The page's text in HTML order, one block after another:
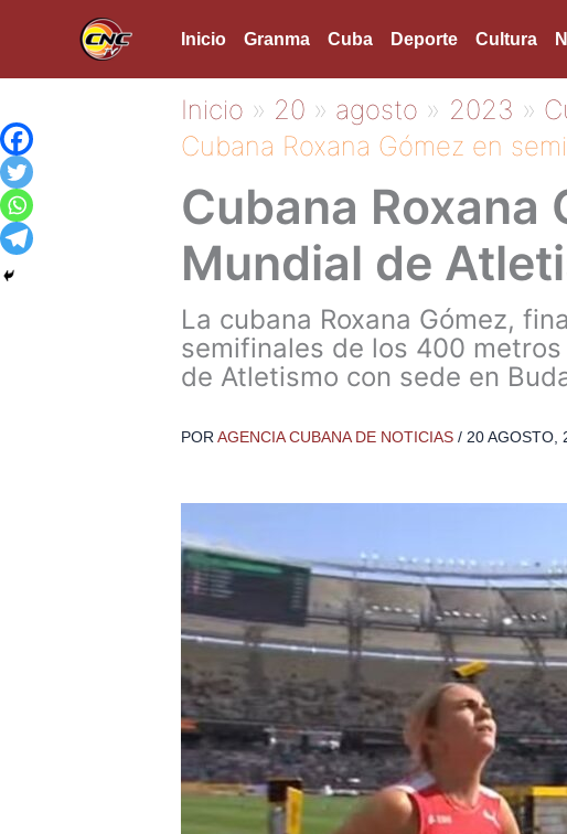
Inicio Granma Cuba Deporte Cultura
Inicio 20 agosto 2023
Cubana Roxana Gómez en
Cubana Roxana
Mundial de
La cubana Roxana Gómez,
semifinales de los 400
de Atletismo con sede en
POR AGENCIA CUBANA DE NOTICIAS / 20 AGOSTO,